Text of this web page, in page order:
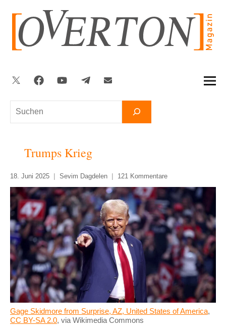
springen
Suchen
Twitter FacebookYouTubeTelegram
Trumps Krieg
18. Juni 2025 Sevim Dagdelen 121 Kommentare
Gage Skidmore from Surprise, AZ, United States of America,
CC BY-SA 2.0, via Wikimedia Commons